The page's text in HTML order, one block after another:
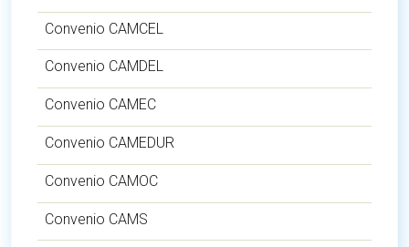
Convenio CAMCEL
Convenio CAMDEL
Convenio CAMEC
Convenio CAMEDUR
Convenio CAMOC
Convenio CAMS